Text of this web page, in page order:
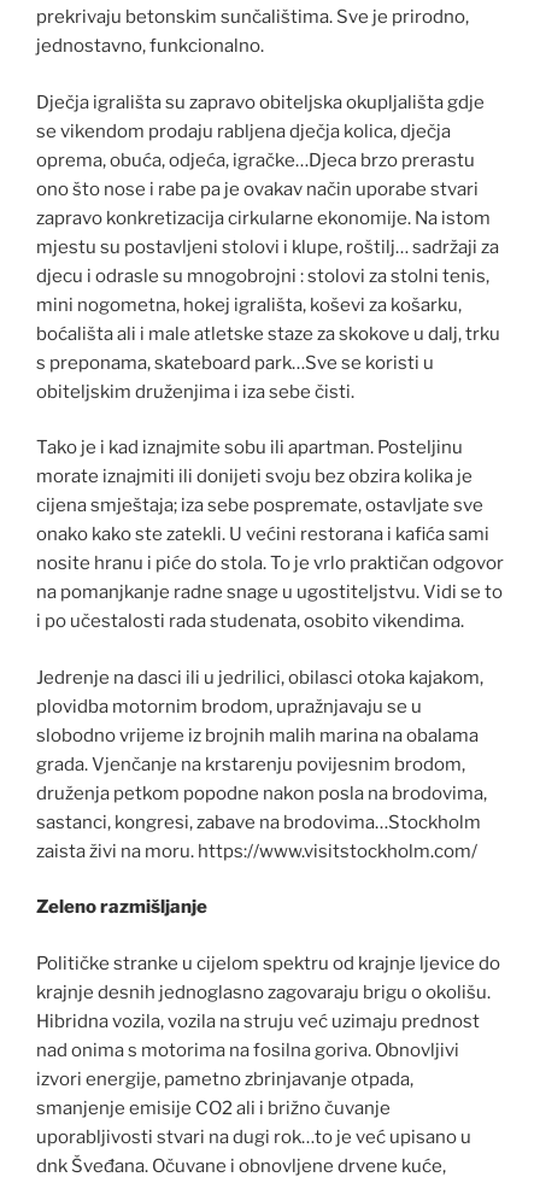
prekrivaju betonskim sunčalištima. Sve je prirodno,
jednostavno, funkcionalno.
Dječja igrališta su zapravo obiteljska okupljališta gdje
se vikendom prodaju rabljena dječja kolica, dječja
oprema, obuća, odjeća, igračke…Djeca brzo prerastu
ono što nose i rabe pa je ovakav način uporabe stvari
zapravo konkretizacija cirkularne ekonomije. Na istom
mjestu su postavljeni stolovi i klupe, roštilj… sadržaji za
djecu i odrasle su mnogobrojni : stolovi za stolni tenis,
mini nogometna, hokej igrališta, koševi za košarku,
boćališta ali i male atletske staze za skokove u dalj, trku
s preponama, skateboard park…Sve se koristi u
obiteljskim druženjima i iza sebe čisti.
Tako je i kad iznajmite sobu ili apartman. Posteljinu
morate iznajmiti ili donijeti svoju bez obzira kolika je
cijena smještaja; iza sebe pospremate, ostavljate sve
onako kako ste zatekli. U većini restorana i kafića sami
nosite hranu i piće do stola. To je vrlo praktičan odgovor
na pomanjkanje radne snage u ugostiteljstvu. Vidi se to
i po učestalosti rada studenata, osobito vikendima.
Jedrenje na dasci ili u jedrilici, obilasci otoka kajakom,
plovidba motornim brodom, upražnjavaju se u
slobodno vrijeme iz brojnih malih marina na obalama
grada. Vjenčanje na krstarenju povijesnim brodom,
druženja petkom popodne nakon posla na brodovima,
sastanci, kongresi, zabave na brodovima…Stockholm
zaista živi na moru. https://www.visitstockholm.com/
Zeleno razmišljanje
Političke stranke u cijelom spektru od krajnje ljevice do
krajnje desnih jednoglasno zagovaraju brigu o okolišu.
Hibridna vozila, vozila na struju već uzimaju prednost
nad onima s motorima na fosilna goriva. Obnovljivi
izvori energije, pametno zbrinjavanje otpada,
smanjenje emisije CO2 ali i brižno čuvanje
uporabljivosti stvari na dugi rok…to je već upisano u
dnk Šveđana. Očuvane i obnovljene drvene kuće,